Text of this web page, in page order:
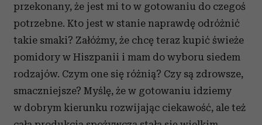
przekonany, że jest mi to w gotowaniu do czegoś
potrzebne. Kto jest w stanie naprawdę odróżnić
takie smaki? Załóżmy, że chcę teraz kupić świeże
pomidory w Hiszpanii i mam do wyboru siedem
rodzajów. Czym one się różnią? Czy są zdrowsze,
smaczniejsze? Myślę, że w gotowaniu idziemy
w dobrym kierunku rozwijając ciekawość, ale też